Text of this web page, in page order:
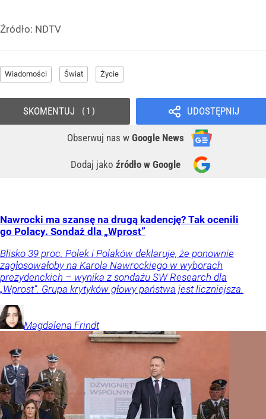
Źródło: NDTV
Wiadomości Świat Życie
UDOSTĘPNIJ
Obserwuj nas w Google News
Dodaj jako źródło w Google
SKOMENTUJ 1
Nawrocki ma szansę na drugą kadencję? Tak ocenili
go Polacy. Sondaż dla „Wprost”
Blisko 39 proc. Polek i Polaków deklaruje, że ponownie
zagłosowałoby na Karola Nawrockiego w wyborach
prezydenckich – wynika z sondażu SW Research dla
„Wprost”. Grupa krytyków głowy państwa jest liczniejsza.
Magdalena Frindt